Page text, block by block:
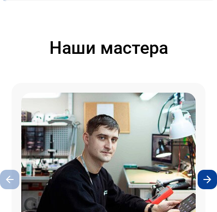
Наши мастера